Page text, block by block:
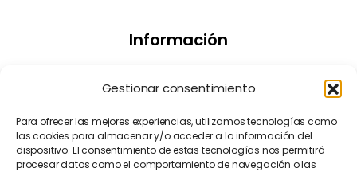
Gestionar consentimiento
Para ofrecer las mejores experiencias, utilizamos tecnologías como
las cookies para almacenar y/o acceder a la información del
dispositivo. El consentimiento de estas tecnologías nos permitirá
procesar datos como el comportamiento de navegación o las
Información
Política de Privacidad
Contacto
Manifiesto EFA [EN]